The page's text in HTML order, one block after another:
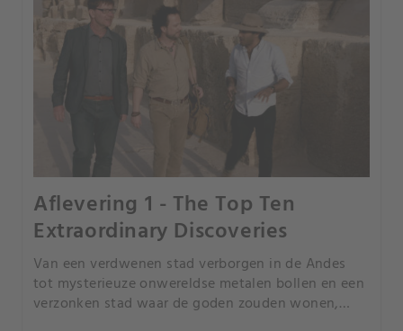
Aflevering 1 - The Top Ten
Extraordinary Discoveries
Van een verdwenen stad verborgen in de Andes
tot mysterieuze onwereldse metalen bollen en een
verzonken stad waar de goden zouden wonen,